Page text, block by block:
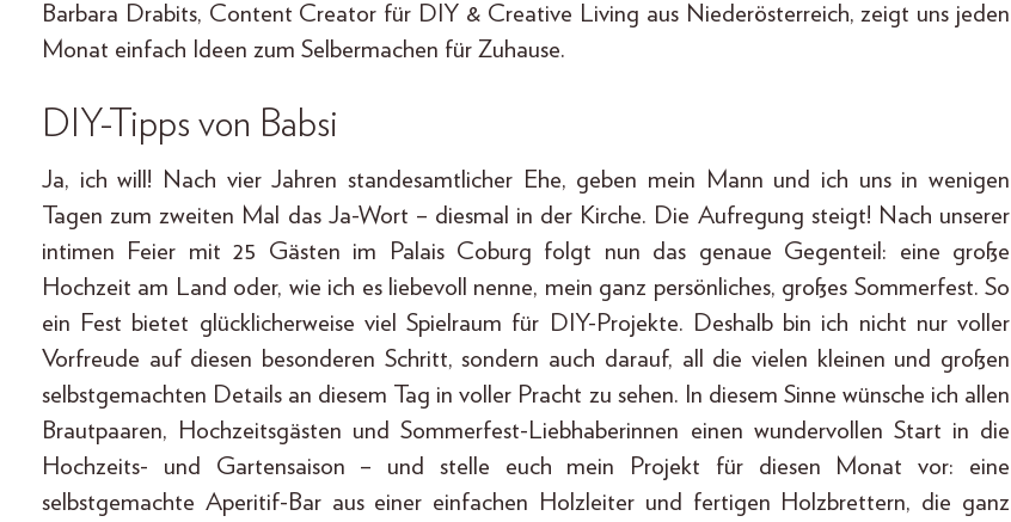
Barbara Drabits, Content Creator für DIY & Creative Living aus Niederösterreich, zeigt uns jeden
Monat einfach Ideen zum Selbermachen für Zuhause.
DIY-Tipps von Babsi
Ja, ich will! Nach vier Jahren standesamtlicher Ehe, geben mein Mann und ich uns in wenigen
Tagen zum zweiten Mal das Ja-Wort – diesmal in der Kirche. Die Aufregung steigt! Nach unserer
intimen Feier mit 25 Gästen im Palais Coburg folgt nun das genaue Gegenteil: eine große
Hochzeit am Land oder, wie ich es liebevoll nenne, mein ganz persönliches, großes Sommerfest. So
ein Fest bietet glücklicherweise viel Spielraum für DIY-Projekte. Deshalb bin ich nicht nur voller
Vorfreude auf diesen besonderen Schritt, sondern auch darauf, all die vielen kleinen und großen
selbstgemachten Details an diesem Tag in voller Pracht zu sehen. In diesem Sinne wünsche ich allen
Brautpaaren, Hochzeitsgästen und Sommerfest-Liebhaberinnen einen wundervollen Start in die
Hochzeits- und Gartensaison – und stelle euch mein Projekt für diesen Monat vor: eine
selbstgemachte Aperitif-Bar aus einer einfachen Holzleiter und fertigen Holzbrettern, die ganz